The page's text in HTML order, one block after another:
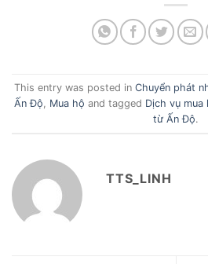
This entry was posted in Chuyển phát
Ấn Độ
Mua hộ and tagged Dịch vụ mua
từ Ấn Độ.
TTS_LINH